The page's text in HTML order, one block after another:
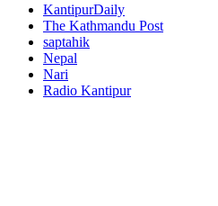
KantipurDaily
The Kathmandu Post
saptahik
Nepal
Nari
Radio Kantipur